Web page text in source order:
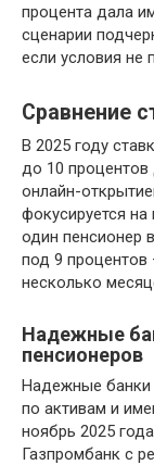
процента дала
сценарии
если условия не
Сравнение
В 2025 году
до 10
онлайн-
фокусируется
один пенсионер
под 9
несколько
Надежные
пенсионеров
Надежные банки
по активам и
ноябрь 2025
Газпромбанк с